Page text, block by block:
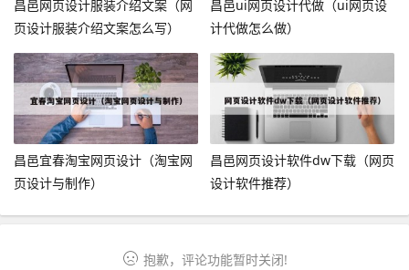
昌邑网页设计服装介绍文案（网
页设计服装介绍文案怎么写）
昌邑ui网页设计代做（ui网页设
计代做怎么做）
昌邑宜春淘宝网页设计（淘宝网
页设计与制作）
昌邑网页设计软件dw下载（网页
设计软件推荐）
抱歉，评论功能暂时关闭!